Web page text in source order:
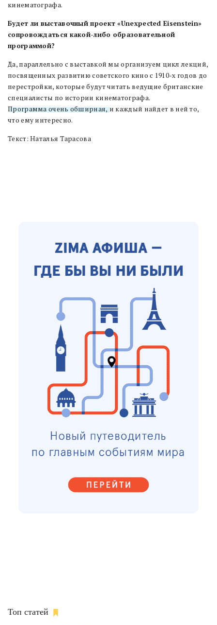
кинематографа.
Будет ли выставочный проект «Unexpected Eisenstein»
сопровождаться какой-либо образовательной
программой?
Да, параллельно с выставкой мы организуем цикл лекций,
посвященных развитию советского кино с 1910-х годов до
перестройки, которые будут читать ведущие британские
специалисты по истории кинематографа.
Программа очень обширная,и каждый найдет в ней то,
что ему интересно.
Текст: Наталья Тарасова
Топ статей